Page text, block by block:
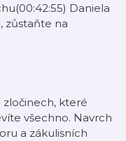
Daniela
zůstaňte na
které
všechno. Navrch
a zákulisních